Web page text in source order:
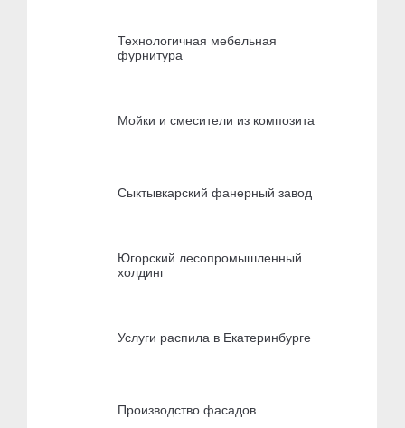
Технологичная мебельная
фурнитура
Мойки и смесители из композита
Сыктывкарский фанерный завод
Югорский лесопромышленный
холдинг
Услуги распила в Екатеринбурге
Производство фасадов